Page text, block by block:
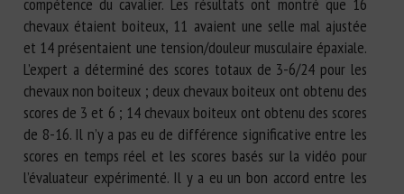
chevaux étaient boiteux, 11 avaient une selle mal ajustée
et 14 présentaient une tension/douleur musculaire épaxiale.
L’expert a déterminé des scores totaux de 3-6/24 pour les
chevaux non boiteux ; deux chevaux boiteux ont obtenu des
scores de 3 et 6 ; 14 chevaux boiteux ont obtenu des scores
de 8-16. Il n’y a pas eu de différence significative entre les
scores en temps réel et les scores basés sur la vidéo pour
l’évaluateur expérimenté. Il y a eu un bon accord entre les